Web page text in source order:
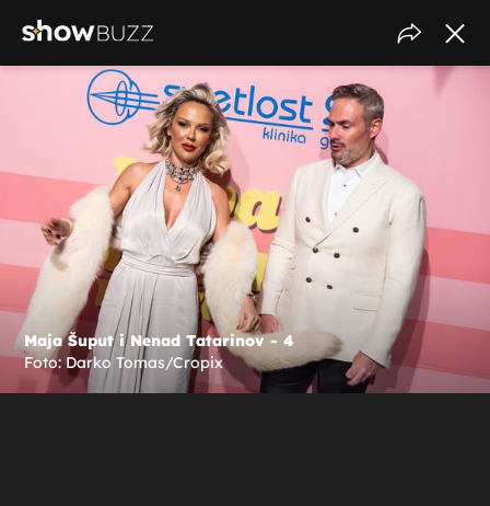
Maja Šuput i Nenad Tatarinov - 4
Foto: Darko Tomas/Cropix